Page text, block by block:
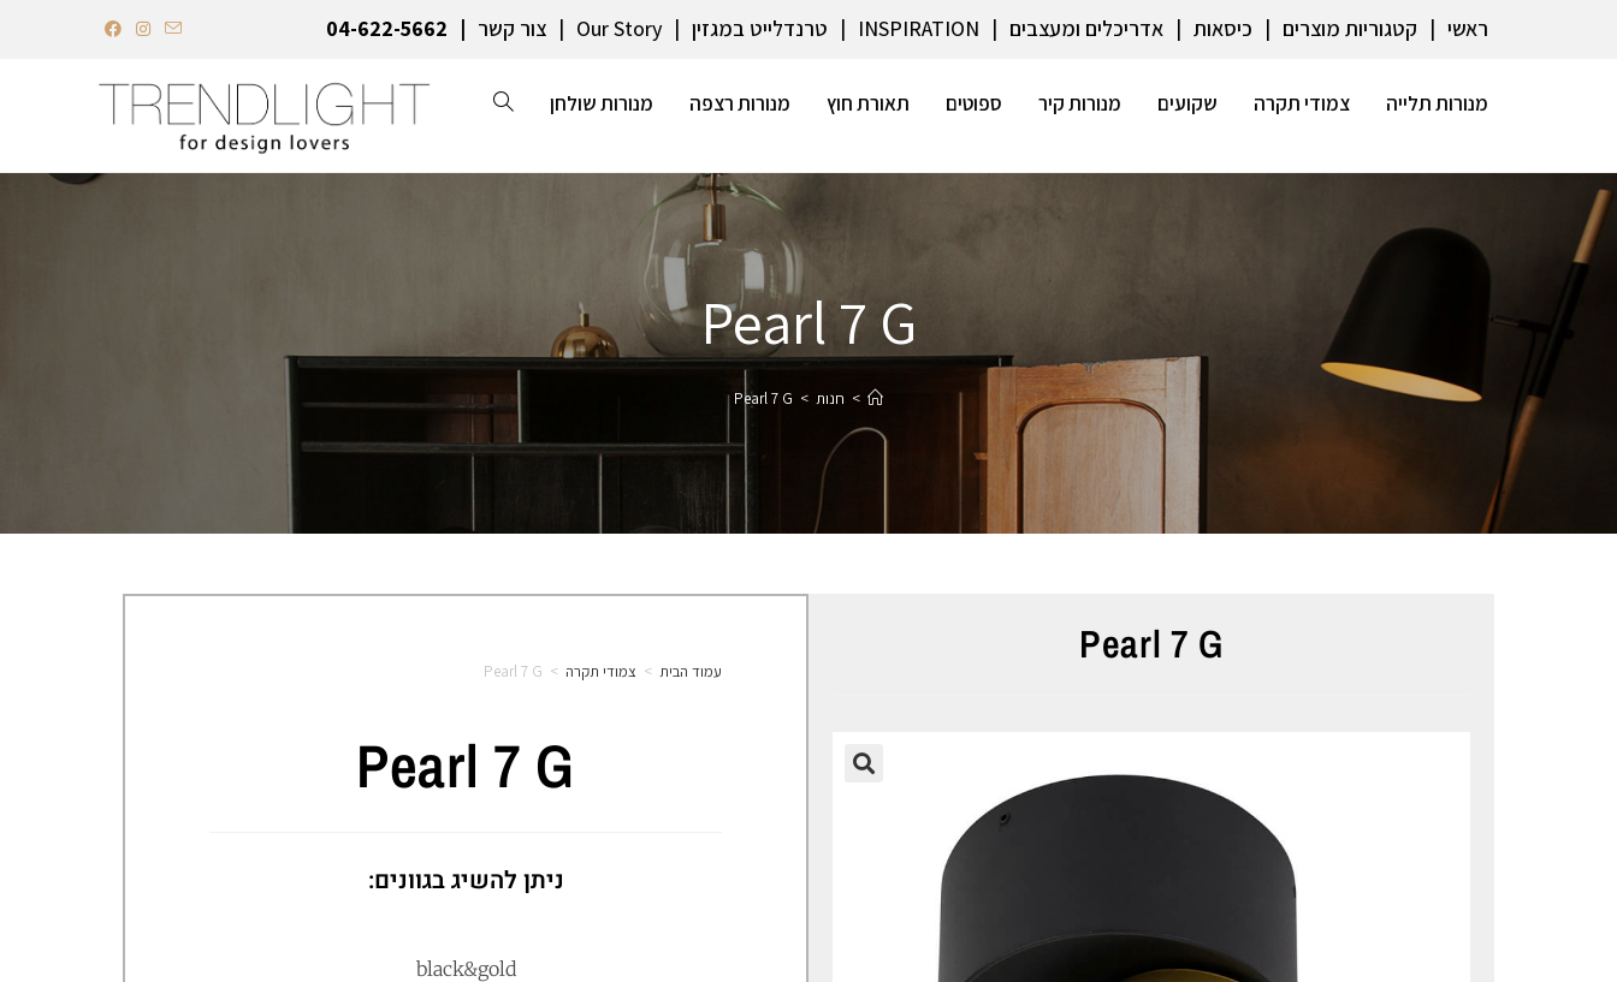
ראשי קטגוריות מוצרים כיסאות אדריכלים ומעצבים INSPIRATION טרנדלייט במגזין Our Story צור קשר 04-622-5662‏
מנורות תלייה צמודי תקרה שקועים מנורות קיר ספוטים תאורת חוץ מנורות רצפה מנורות שולחן
Pearl 7 G
> חנות >
Pearl 7 G
Pearl 7 G
עמוד הבית > צמודי תקרה >
Pearl 7 G
Pearl 7 G
ניתן להשיג בגוונים:
black&gold